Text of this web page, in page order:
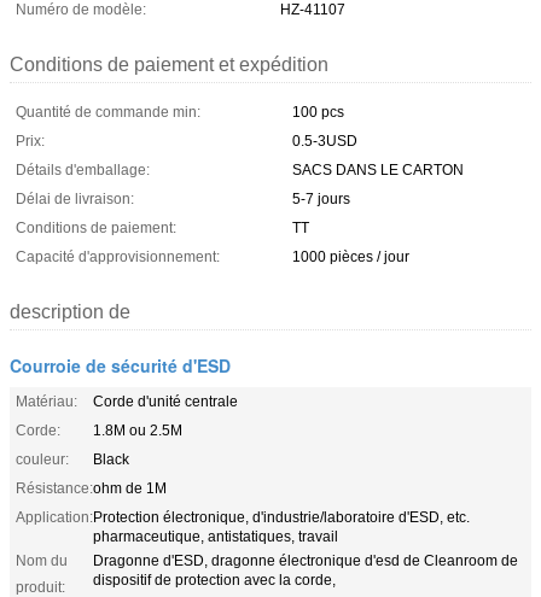
Numéro de modèle:
HZ-41107
Conditions de paiement et expédition
Quantité de commande min:
100 pcs
Prix:
0.5-3USD
Détails d'emballage:
SACS DANS LE CARTON
Délai de livraison:
5-7 jours
Conditions de paiement:
TT
Capacité d'approvisionnement:
1000 pièces / jour
description de
Courroie de sécurité d'ESD
Matériau:
Corde d'unité centrale
Corde:
1.8M ou 2.5M
couleur:
Black
Résistance:ohm de 1M
Application:Protection électronique, d'industrie/laboratoire d'ESD, etc.
pharmaceutique, antistatiques, travail
Nom du
produit:
Dragonne d'ESD, dragonne électronique d'esd de Cleanroom de
dispositif de protection avec la corde,